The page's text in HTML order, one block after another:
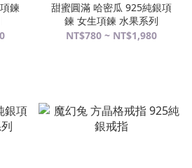
鍊
甜蜜圓滿 哈密瓜 925純銀項
鍊 女生項鍊 水果系列
NT$780 ~ NT$1,980